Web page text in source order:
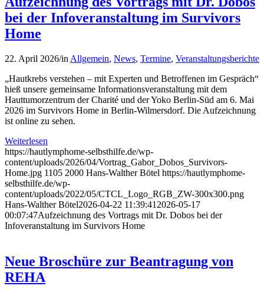
bei der Infoveranstaltung im Survivors
Home
22. April 2026/in Allgemein, News, Termine, Veranstaltungsberichte
„Hautkrebs verstehen – mit Experten und Betroffenen im Gespräch“
hieß unsere gemeinsame Informationsveranstaltung mit dem
Hauttumorzentrum der Charité und der Yoko Berlin-Süd am 6. Mai
2026 im Survivors Home in Berlin-Wilmersdorf. Die Aufzeichnung
ist online zu sehen.
Weiterlesen
https://hautlymphome-selbsthilfe.de/wp-
content/uploads/2026/04/Vortrag_Gabor_Dobos_Survivors-
Home.jpg 1105 2000 Hans-Walther Bötel https://hautlymphome-
selbsthilfe.de/wp-
content/uploads/2022/05/CTCL_Logo_RGB_ZW-300x300.png
Hans-Walther Bötel2026-04-22 11:39:41 2026-05-17
00:07:47Aufzeichnung des Vortrags mit Dr. Dobos bei der
Infoveranstaltung im Survivors Home
Neue Broschüre zur Beantragung von
REHA